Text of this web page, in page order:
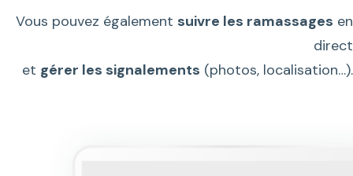
Vous pouvez également suivre les ramassages en
direct
et gérer les signalements (photos, localisation…).